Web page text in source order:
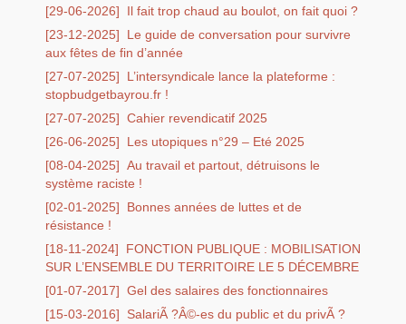
[29-06-2026]
Il fait trop chaud au boulot, on fait quoi ?
[23-12-2025]
Le guide de conversation pour survivre
aux fêtes de fin d’année
[27-07-2025]
L’intersyndicale lance la plateforme :
stopbudgetbayrou.fr !
[27-07-2025] Cahier revendicatif 2025
[26-06-2025]
Les utopiques n°29 – Eté 2025
[08-04-2025] Au travail et partout, détruisons le
système raciste !
[02-01-2025]
Bonnes années de luttes et de
résistance !
[18-11-2024]
FONCTION PUBLIQUE : MOBILISATION
SUR L’ENSEMBLE DU TERRITOIRE LE 5 DÉCEMBRE
[01-07-2017] Gel des salaires des fonctionnaires
[15-03-2016]
SalariÃ ?Â©-es du public et du privÃ ?